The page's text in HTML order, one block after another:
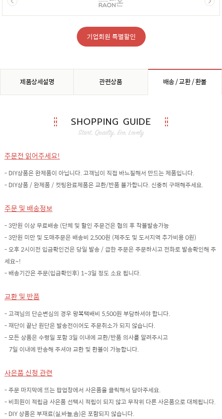
기업회원 특별할인
제품상세설명 관련상품 배송 / 교환 / 환불
SHOPPING GUIDE
주문전 읽어주세요!
- DIY상품은 완제품이 아닙니다. 고객님이 직접 바느질해서 만드는 제품입니다.
- DIY상품 / 완제품 / 컷팅완료제품은 교환/반품 불가합니다. 신중히 구매해주세요.
주문 및 배송정보
- 3만원 이상 무료배송 (단체 및 할인 주문건은 협의 후 착불발송가능
- 3만원 미만 및 도매주문은 배송비 2,500원 (제주도 및 도서지역 추가비용 0원)
- 오후 2시이전 입금확인건은 당일 발송 / 급한 주문은 주문하시고 전화로 발송확인해 주
세요~!
- 배송기간은 주문(입금확인후) 1~3일 정도 소요 됩니다.
교환 및 반품
- 고객님의 단순변심의 경우 왕복택배비 5,500원 부담하셔야 합니다.
- 재단이 끝난 원단은 발송전이어도 주문취소가 되지 않습니다.
- 모든 상품은 수령일 포함 3일 이내에 교환/반품 의사를 알려주시고
7일 이내에 반송해 주셔야 교환 및 환불이 가능합니다.
사은품 신청 관련
- 주문 마지막에 뜨는 팝업창에서 사은품을 클릭해서 담아주세요.
- 비회원이 적립금 사은품 선택시 적립이 되지 않고 무작위 다른 사은품으로 대체됩니다.
- DIY 상품은 부재료(실,바늘,솜)은 포함되지 않습니다.